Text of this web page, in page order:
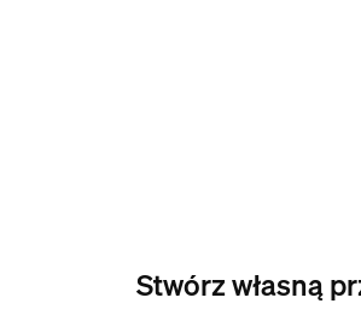
Stwórz własną